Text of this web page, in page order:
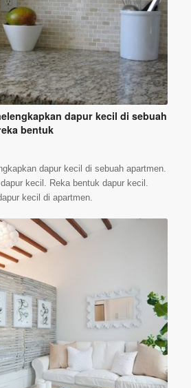
dapur kecil di sebuah
bentuk
dapur kecil di sebuah apartmen.
kecil. Reka bentuk dapur kecil.
kecil di apartmen.